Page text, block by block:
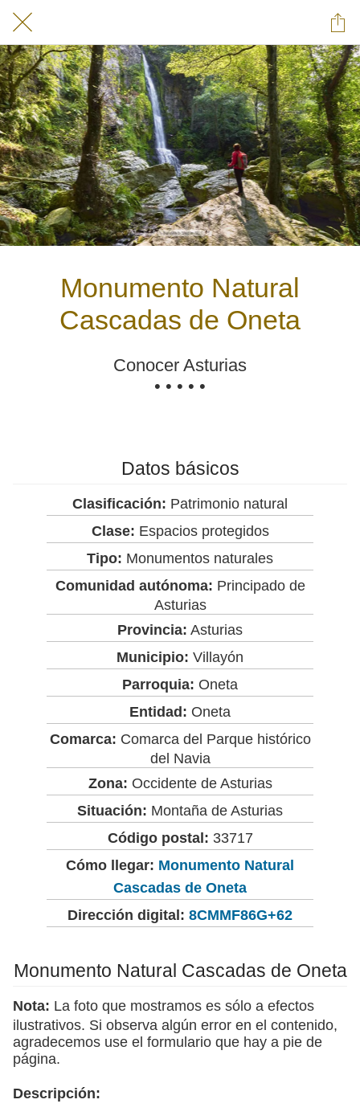
Monumento Natural
Cascadas de Oneta
Conocer Asturias
• • • • •
Datos básicos
Clasificación: Patrimonio natural
Clase: Espacios protegidos
Tipo: Monumentos naturales
Comunidad autónoma: Principado de
Asturias
Provincia: Asturias
Municipio: Villayón
Parroquia: Oneta
Entidad: Oneta
Comarca: Comarca del Parque histórico
del Navia
Zona: Occidente de Asturias
Situación: Montaña de Asturias
Código postal: 33717
Cómo llegar: Monumento Natural
Cascadas de Oneta
Dirección digital: 8CMMF86G+62
Monumento Natural Cascadas de Oneta
Nota: La foto que mostramos es sólo a efectos
ilustrativos. Si observa algún error en el contenido,
agradecemos use el formulario que hay a pie de
página.
Descripción: